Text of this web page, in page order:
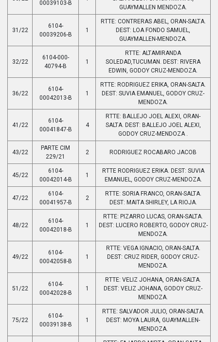
00039103-B
GUAYMALLEN MENDOZA.
31/22
6104-
00039206-B
1
RTTE: CONTRERAS ABEL, ORAN-SALTA.
DEST: LOA FONDO SAMUEL,
GUAYMALLEN-MENDOZA.
32/22
6104-000-
40794-B
1
RTTE: ALTAMIRANDA
SOLEDAD,TUCUMAN. DEST: RIVERA
EDWIN, GODOY CRUZ-MENDOZA.
36/22
6104-
00042013-B
1
RTTE: RODRIGUEZ ERIKA, ORAN-SALTA.
DEST: SUVIA EMANUEL, GODOY CRUZ-
MENDOZA.
41/22
6104-
00041847-B
4
RTTE: BALLEJO JOEL ALEXI, ORAN-
SALTA. DEST: BALLEJO JOEL ALEXI,
GODOY CRUZ-MENDOZA .
43/22
PARTE CIM
229/21
2 RODRIGUEZ ROCABARO JACOB
45/22
6104-
00042014-B
1
RTTE RODRIGUEZ ERIKA. DEST: SUVIA
EMANUEL, GODOY CRUZ-MENDOZA.
47/22
6104-
00041957-B
2
RTTE: SORIA FRANCO, ORAN-SALTA.
DEST: MAITA SHIRLEY, LA RIOJA.
48/22
6104-
00042018-B
1
RTTE: PIZARRO LUCAS, ORAN-SALTA.
DEST: LUCERO ROBERTO, GODOY CRUZ-
MENDOZA.
49/22
6104-
00042058-B
1
RTTE: VEGA IGNACIO, ORAN-SALTA.
DEST: CRUZ RIDER, GODOY CRUZ-
MENDOZA.
51/22
6104-
00042028-B
1
RTTE: VELIZ JOHANA, ORAN-SALTA.
DEST: VELIZ JOHANA, GODOY CRUZ-
MENDOZA.
75/22
6104-
00039138-B
1
RTTE: SALVADOR JULIO, ORAN-SALTA.
DEST: MOYA LAURA, GUAYMALLEN-
MENDOZA.